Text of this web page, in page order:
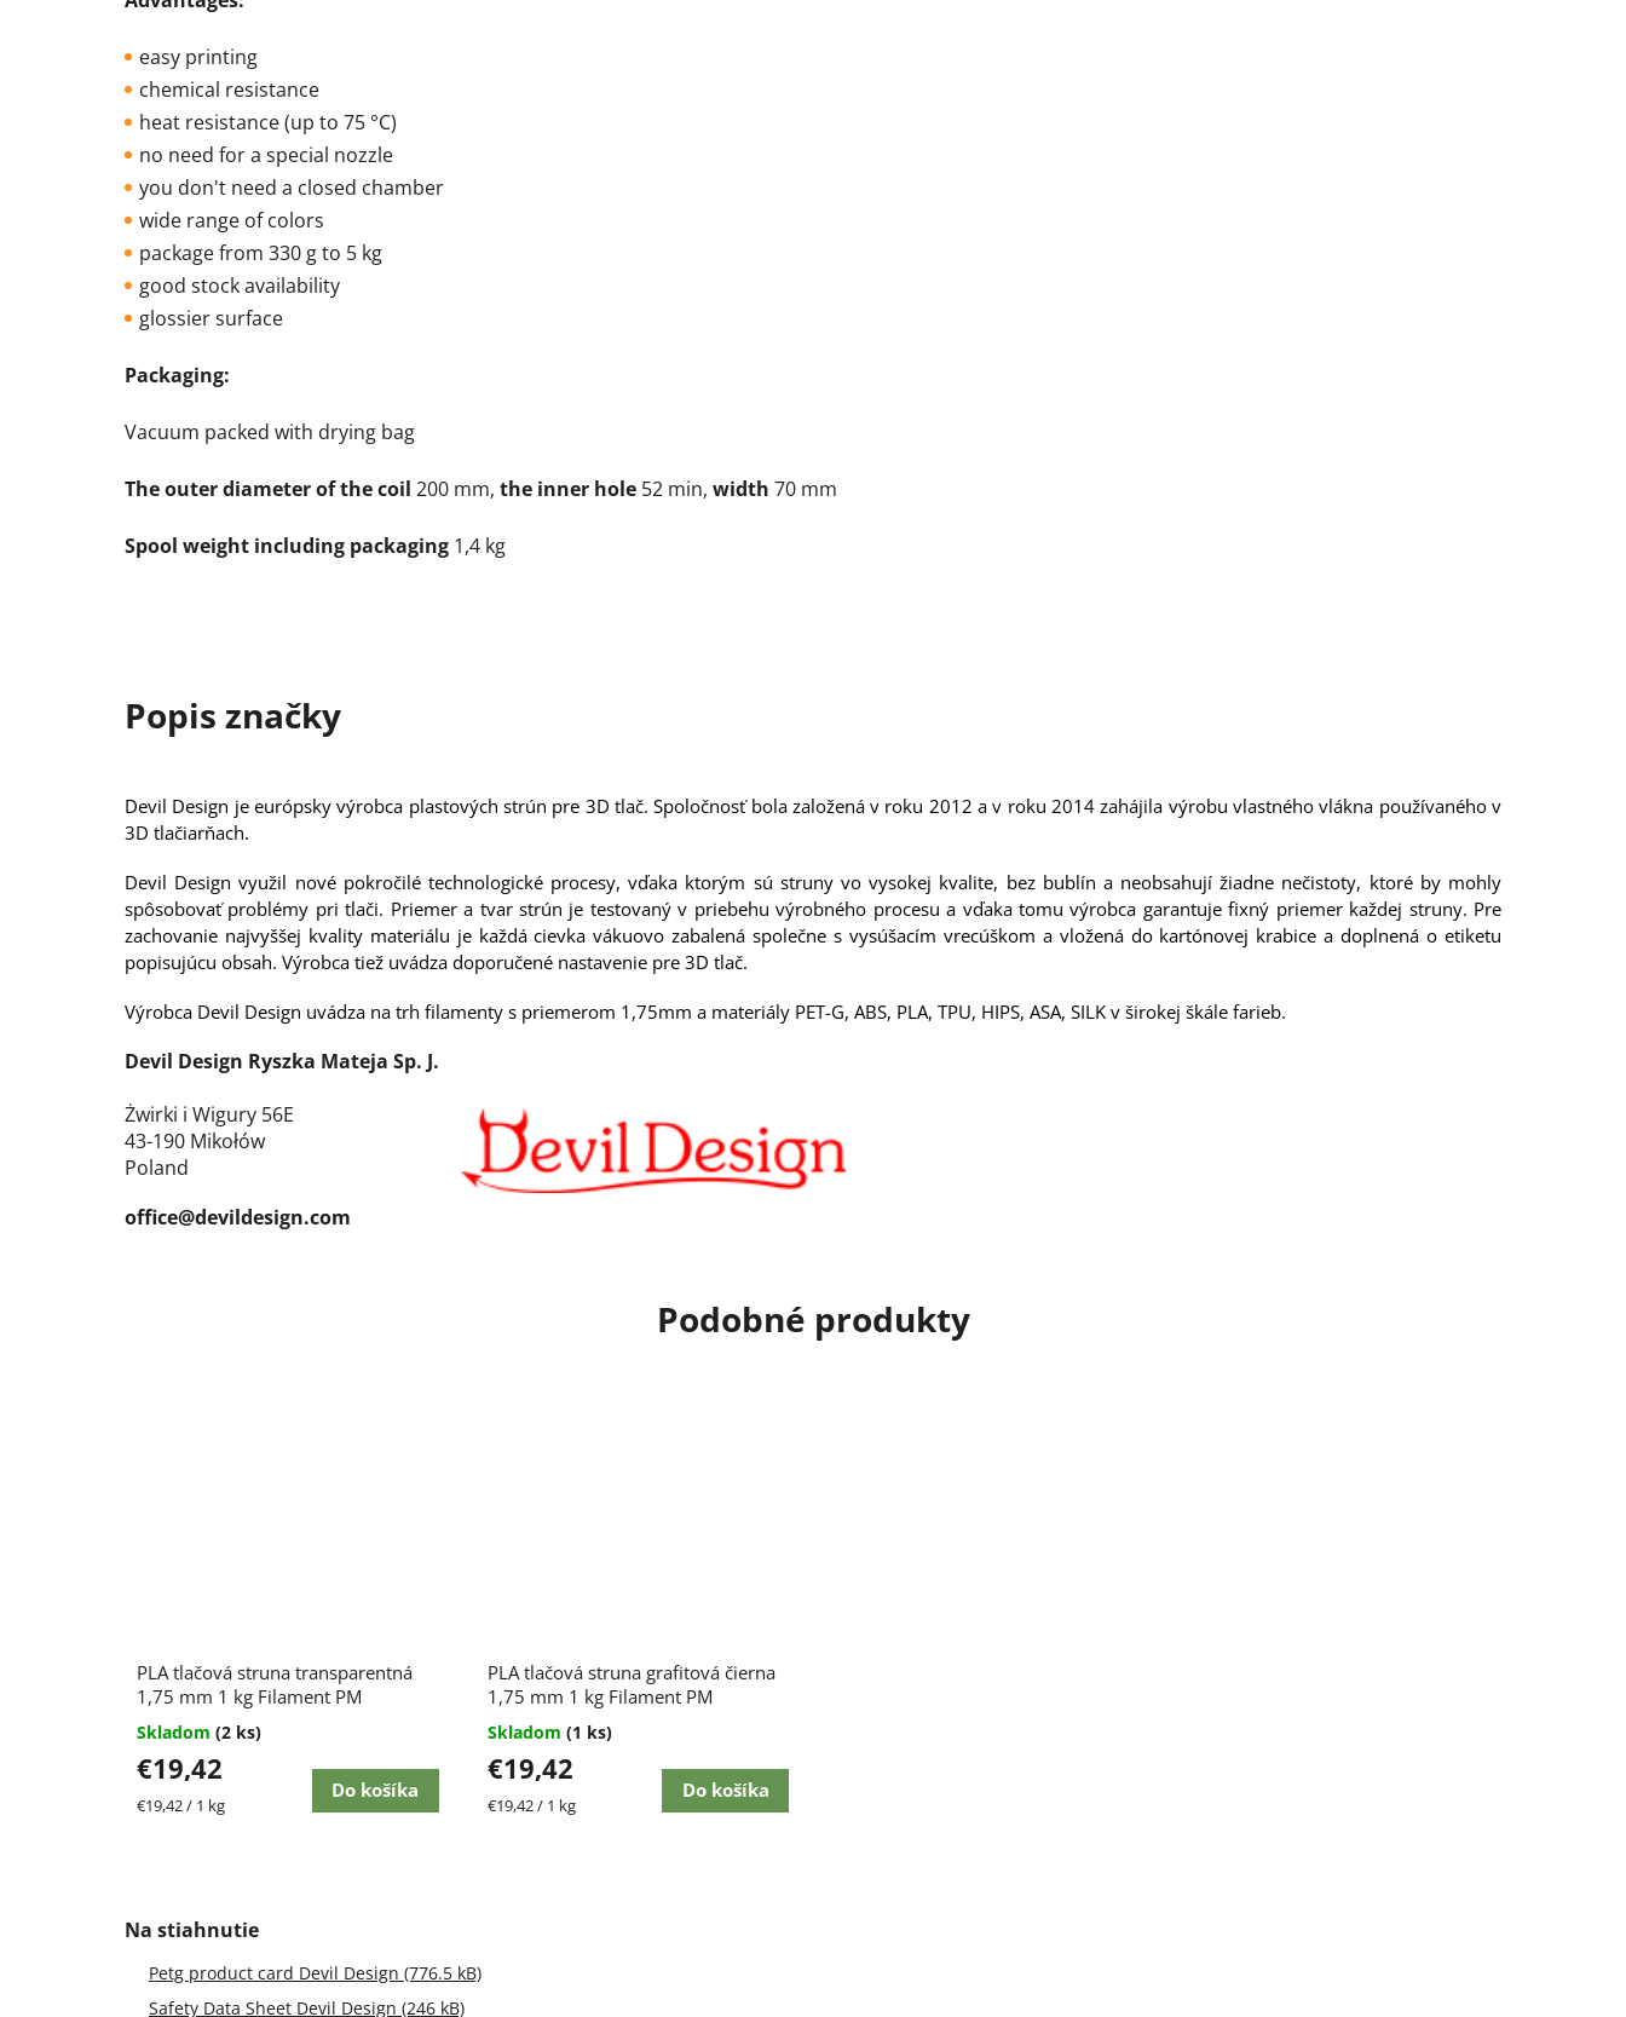
easy printing
chemical resistance
heat resistance (up to 75 °C)
no need for a special nozzle
you don't need a closed chamber
wide range of colors
package from 330 g to 5 kg
good stock availability
glossier surface
Packaging:
Vacuum packed with drying bag
The outer diameter of the coil 200 mm, the inner hole 52 min, width 70 mm
Spool weight including packaging 1,4 kg
PLA tlačová struna transparentná
1,75 mm 1 kg Filament PM
Skladom (2 ks)
€19,42
Jednotková
€19,42 / 1 kg
Do košíka
PLA tlačová struna grafitová čierna
1,75 mm 1 kg Filament PM
Skladom (1 ks)
€19,42
Jednotková
€19,42 / 1 kg
Do košíka
Petg product card Devil Design (776.5 kB)
Safety Data Sheet Devil Design (246 kB)
Devil Design je európsky výrobca plastových strún pre 3D tlač. Spoločnosť bola založená v roku 2012 a v roku 2014 zahájila výrobu vlastného vlákna používaného v
3D tlačiarňach.
Devil Design využil nové pokročilé technologické procesy, vďaka ktorým sú struny vo vysokej kvalite, bez bublín a neobsahují žiadne nečistoty, ktoré by mohly
spôsobovať problémy pri tlači. Priemer a tvar strún je testovaný v priebehu výrobného procesu a vďaka tomu výrobca garantuje fixný priemer každej struny. Pre
zachovanie najvyššej kvality materiálu je každá cievka vákuovo zabalená společne s vysúšacím vrecúškom a vložená do kartónovej krabice a doplnená o etiketu
popisujúcu obsah. Výrobca tiež uvádza doporučené nastavenie pre 3D tlač.
Výrobca Devil Design uvádza na trh filamenty s priemerom 1,75mm a materiály PET-G, ABS, PLA, TPU, HIPS, ASA, SILK v širokej škále farieb.
Devil Design Ryszka Mateja Sp. J.
Żwirki i Wigury 56E
43-190 Mikołów
Poland
office@devildesign.com